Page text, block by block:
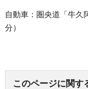
自動車：圏央道「牛久
分）
このページに関す